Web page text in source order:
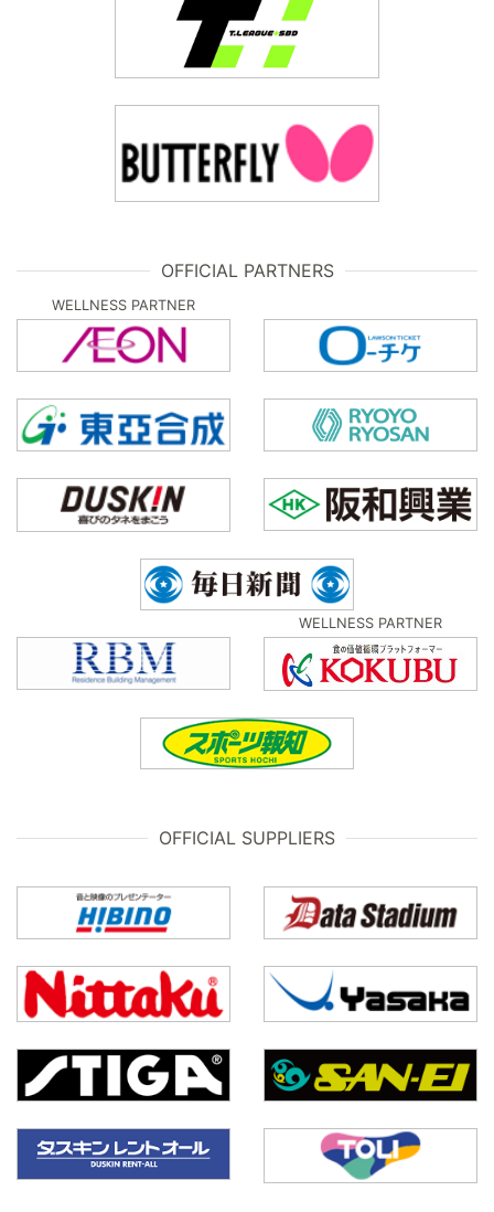
OFFICIAL PARTNERS
WELLNESS PARTNER
WELLNESS PARTNER
OFFICIAL SUPPLIERS